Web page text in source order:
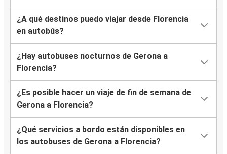
¿A qué destinos puedo viajar desde Florencia
en autobús?
¿Hay autobuses nocturnos de Gerona a
Florencia?
¿Es posible hacer un viaje de fin de semana de
Gerona a Florencia?
¿Qué servicios a bordo están disponibles en
los autobuses de Gerona a Florencia?